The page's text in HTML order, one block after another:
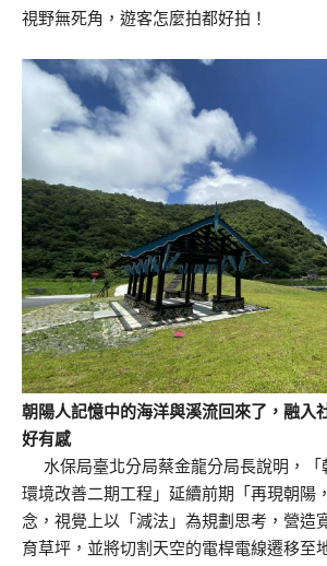
視野無死角，遊客怎麼拍都好拍！
朝陽人記憶中的海洋與溪流回來了，融入
好有感
水保局臺北分局蔡金龍分局長說明，「
環境改善二期工程」延續前期「再現朝陽
念，視覺上以「減法」為規劃思考，營造
育草坪，並將切割天空的電桿電線遷移至